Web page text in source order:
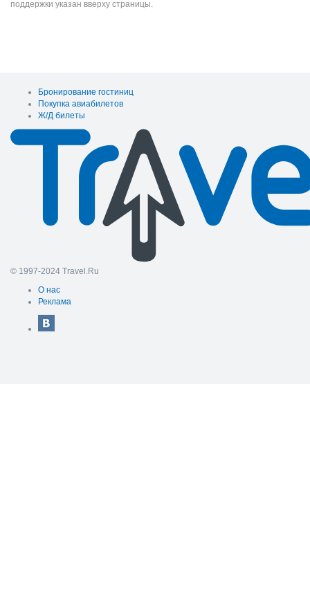
поддержки указан вверху страницы.
Бронирование гостиниц
Покупка авиабилетов
Ж/Д билеты
© 1997-2024 Travel.Ru
О нас
Реклама